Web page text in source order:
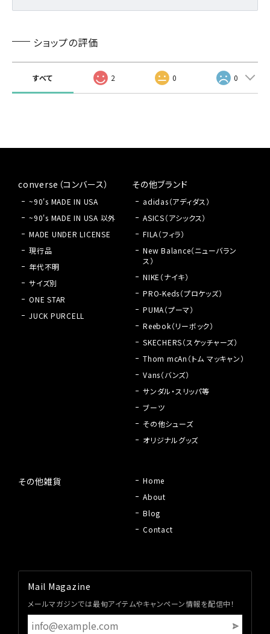
converse（コンバース）
~90's MADE IN USA
~90's MADE IN USA 以外
MADE UNDER LICENSE
現行品
年代不明
サイズ別
ONE STAR
JUCK PURCELL
その他ブランド
adidas（アディダス）
ASICS（アシックス）
FILA（フィラ）
New Balance（ニューバラン
ス）
NIKE（ナイキ）
PRO-Keds（プロケッズ）
PUMA（プーマ）
Reebok（リーボック）
SKECHERS（スケッチャーズ）
Thom mcAn（トム マッキャン）
Vans（バンズ）
サンダル・スリッパ等
ブーツ
その他シューズ
オリジナルグッズ
その他雑貨
Home
About
Blog
Contact
Mail Magazine
メールマガジンでは最旬アイテムやキャンペーン情報を配信中！
ショップの評価
すべて 2 0 0